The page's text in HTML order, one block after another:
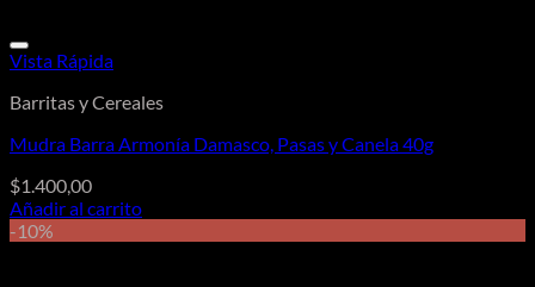
Vista Rápida
Barritas y Cereales
Mudra Barra Armonía Damasco, Pasas y Canela 40g
$1.400,00
Añadir al carrito
-10%